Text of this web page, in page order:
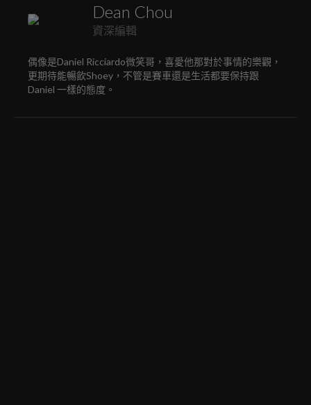
Dean Chou
資深編輯
偶像是Daniel Ricciardo微笑哥，喜愛他那對於事情的樂觀，
更期待能暢飲Shoey，不管是賽車還是生活都要保持跟
Daniel 一樣的態度。